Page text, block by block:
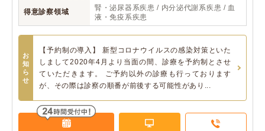
得意診察領域
腎・泌尿器系疾患 / 内分泌代謝系疾患 / 血
液・免疫系疾患
お
知
ら
せ
【予約制の導入】 新型コロナウイルスの感染対策といた
しまして2020年4月より当面の間、診療を予約制とさせ
ていただきます。 ご予約以外の診療も行っております
が、その際は診察の順番が前後する可能性があり...